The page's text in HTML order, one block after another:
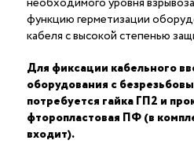
функцию герметизации
кабеля с высокой степенью
Для фиксации кабельного
оборудования с
потребуется гайка ГП2 и
фторопластовая ПФ (в
входит).